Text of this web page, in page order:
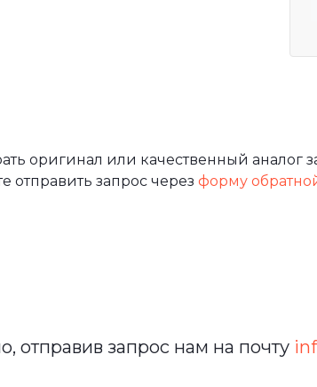
оригинал или качественный аналог
отправить запрос через форму
отправив запрос нам на почту